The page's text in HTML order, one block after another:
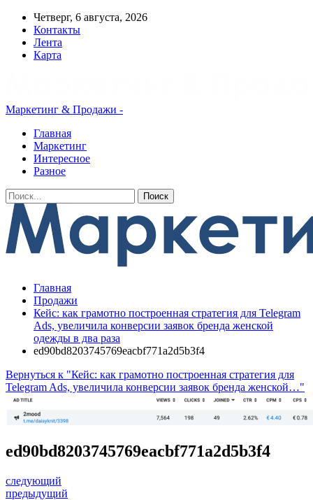
Четверг, 6 августа, 2026
Контакты
Лента
Карта
Маркетинг & Продажи -
Главная
Маркетинг
Интересное
Разное
Главная
Продажи
Кейс: как грамотно построенная стратегия для Telegram
Ads, увеличила конверсии заявок бренда женской
одежды в два раза
ed90bd8203745769eacbf771a2d5b3f4
Вернуться к "Кейс: как грамотно построенная стратегия для
Telegram Ads, увеличила конверсии заявок бренда женской…"
ed90bd8203745769eacbf771a2d5b3f4
следующий
предыдущий